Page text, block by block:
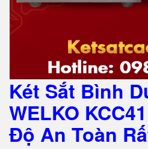
Két Sắt Bình
WELKO
Độ An Toàn